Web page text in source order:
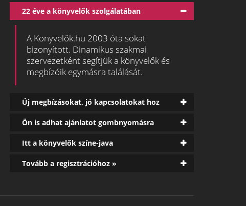
22 éve a könyvelők szolgálatában
A Könyvelők.hu 2003 óta sokat
bizonyított. Dinamikus szakmai
szervezetként segítjük a könyvelők és
megbízóik egymásra találását.
Új megbízásokat, jó kapcsolatokat hoz
Ön is adhat ajánlatot gombnyomásra
Itt a könyvelők színe-java
Tovább a regisztrációhoz »